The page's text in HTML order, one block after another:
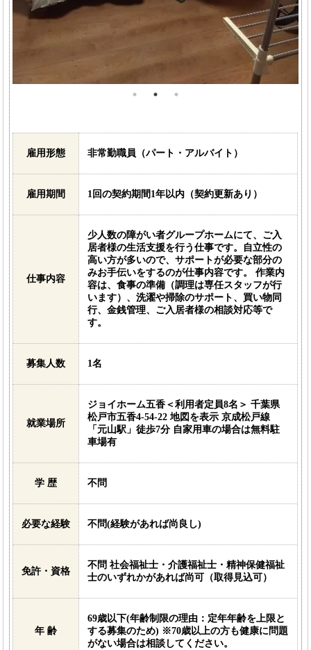
雇用形態 非常勤職員（パート・アルバイト）
雇用期間 1回の契約期間1年以内（契約更新あり）
仕事内容
少人数の障がい者グループホームにて、ご入
居者様の生活支援を行う仕事です。自立性の
高い方が多いので、サポートが必要な部分の
みお手伝いをするのが仕事内容です。 作業内
容は、食事の準備（調理は専任スタッフが行
います）、洗濯や掃除のサポート、買い物同
行、金銭管理、ご入居者様の相談対応等で
す。
募集人数 1名
就業場所
ジョイホーム五香＜利用者定員8名＞ 千葉県
松戸市五香4-54-22 地図を表示 京成松戸線
「元山駅」徒歩7分 自家用車の場合は無料駐
車場有
学 歴 不問
必要な経験 不問(経験があれば尚良し)
免許・資格
不問 社会福祉士・介護福祉士・精神保健福祉
士のいずれかがあれば尚可（取得見込可）
年 齢
69歳以下(年齢制限の理由：定年年齢を上限と
する募集のため) ※70歳以上の方も健康に問題
がない場合は相談してください。